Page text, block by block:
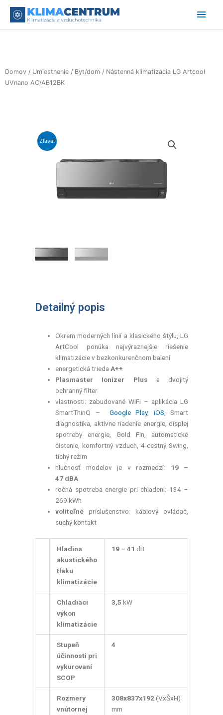
Domov / Umiestnenie / Byt/dom / Nástenná klimatizácia LG Artcool
UVnano AC/AB12BK
Zľava!
Detailný popis
Okrem moderných línií a klasického štýlu, LG
ArtCool ponúka najvýraznejšie riešenie
klimatizácie v bezkonkurenčnom balení
energetická triedaA++
Plasmaster Ionizer Plus a dvojitý
ochranný filter
vlastnosti: zabudované WiFi – aplikácia LG
SmartThinQ – Google Play, iOS, Smart
diagnostika, aktívne riadenie energie, displej
spotreby energie, Gold Fin, automatické
čistenie, komfortný vzduch, 4-cestný Swing,
tichý režim
hlučnosť modelov je v rozmedzí: 19 –
47 dBA
ročná spotreba energie pri chladení: 134 –
269 kWh
voliteľné príslušenstvo: káblový ovládač,
suchý kontakt
Hladina
akustického
tlaku
klimatizácie
19 – 41 dB
Chladiaci
výkon
klimatizácie
3,5 kW
Stupeň
účinnosti pri
vykurovaní
SCOP
4
Rozmery
vnútornej
308x837x192(VxŠxH)
mm